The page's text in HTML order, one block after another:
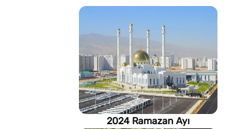
2024 Ramazan Ayı